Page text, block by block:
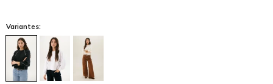
Variantes: